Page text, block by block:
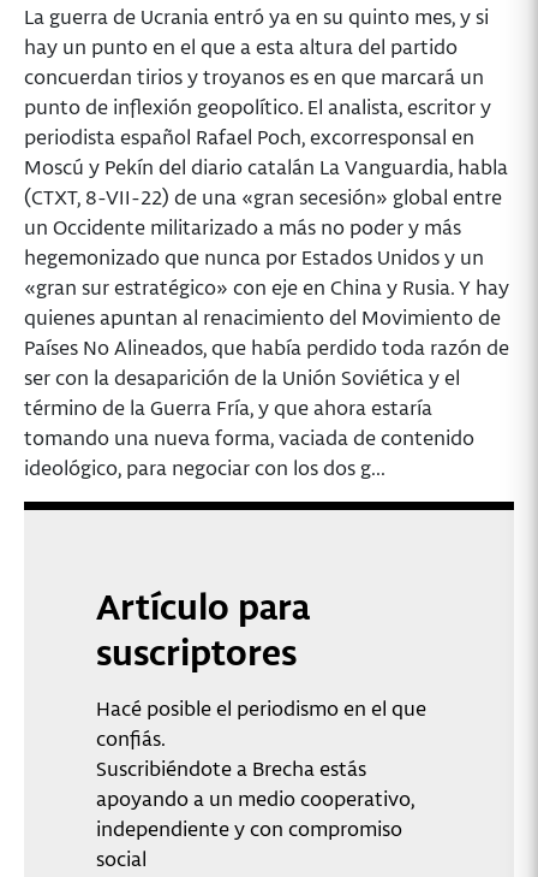
La guerra de Ucrania entró ya en su quinto mes, y si
hay un punto en el que a esta altura del partido
concuerdan tirios y troyanos es en que marcará un
punto de inflexión geopolítico. El analista, escritor y
periodista español Rafael Poch, excorresponsal en
Moscú y Pekín del diario catalán La Vanguardia, habla
(CTXT, 8-VII-22) de una «gran secesión» global entre
un Occidente militarizado a más no poder y más
hegemonizado que nunca por Estados Unidos y un
«gran sur estratégico» con eje en China y Rusia. Y hay
quienes apuntan al renacimiento del Movimiento de
Países No Alineados, que había perdido toda razón de
ser con la desaparición de la Unión Soviética y el
término de la Guerra Fría, y que ahora estaría
tomando una nueva forma, vaciada de contenido
ideológico, para negociar con los dos g...
Artículo para
suscriptores
Hacé posible el periodismo en el que
confiás.
Suscribiéndote a Brecha estás
apoyando a un medio cooperativo,
independiente y con compromiso
social